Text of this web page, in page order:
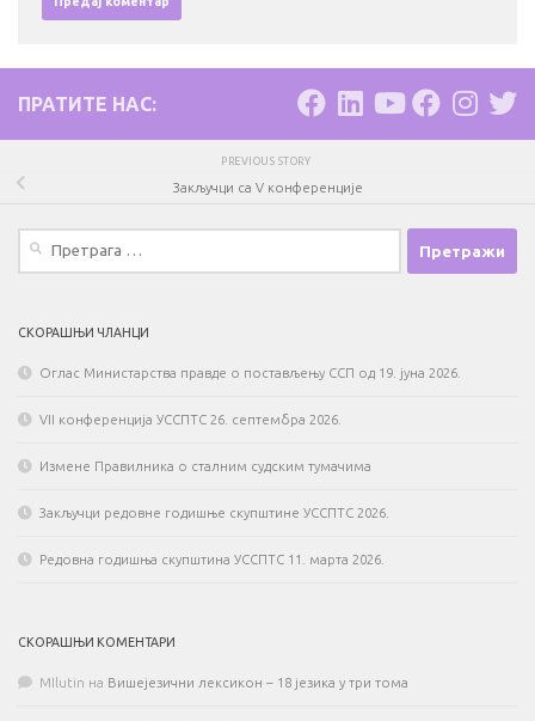
ПРАТИТЕ НАС:
PREVIOUS STORY
Закључци са V конференције
СКОРАШЊИ ЧЛАНЦИ
Оглас Министарства правде о постављењу ССП од 19. јуна 2026.
VII конференција УССПТС 26. септембра 2026.
Измене Правилника о сталним судским тумачима
Закључци редовне годишње скупштине УССПТС 2026.
Редовна годишња скупштина УССПТС 11. марта 2026.
СКОРАШЊИ КОМЕНТАРИ
MIlutin на Вишејезични лексикон – 18 језика у три тома